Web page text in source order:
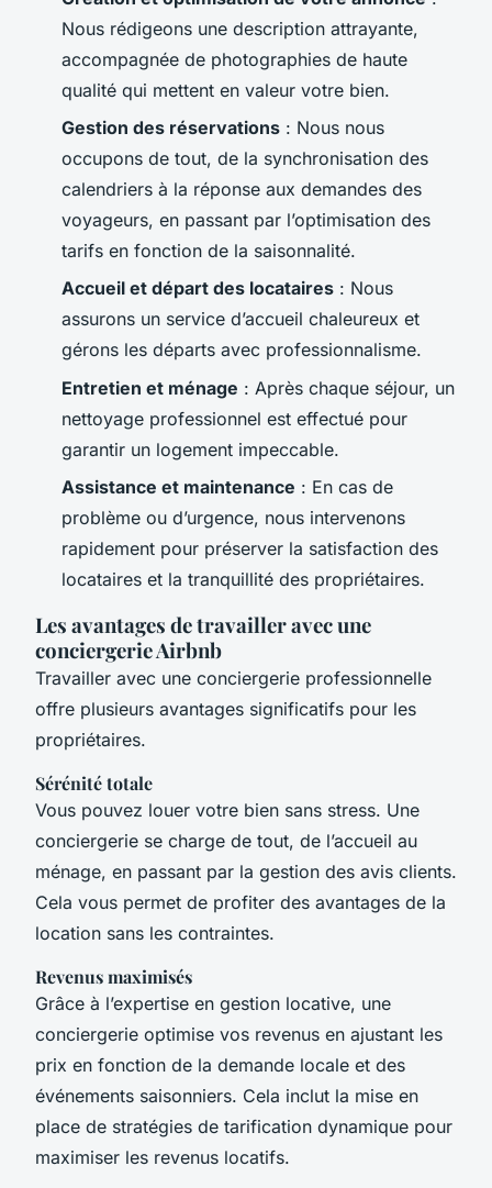
Nous rédigeons une description attrayante,
accompagnée de photographies de haute
qualité qui mettent en valeur votre bien.
Gestion des réservations : Nous nous
occupons de tout, de la synchronisation des
calendriers à la réponse aux demandes des
voyageurs, en passant par l’optimisation des
tarifs en fonction de la saisonnalité.
Accueil et départ des locataires : Nous
assurons un service d’accueil chaleureux et
gérons les départs avec professionnalisme.
Entretien et ménage : Après chaque séjour, un
nettoyage professionnel est effectué pour
garantir un logement impeccable.
Assistance et maintenance : En cas de
problème ou d’urgence, nous intervenons
rapidement pour préserver la satisfaction des
locataires et la tranquillité des propriétaires.
Les avantages de travailler avec une
conciergerie Airbnb
Travailler avec une conciergerie professionnelle
offre plusieurs avantages significatifs pour les
propriétaires.
Sérénité totale
Vous pouvez louer votre bien sans stress. Une
conciergerie se charge de tout, de l’accueil au
ménage, en passant par la gestion des avis clients.
Cela vous permet de profiter des avantages de la
location sans les contraintes.
Revenus maximisés
Grâce à l’expertise en gestion locative, une
conciergerie optimise vos revenus en ajustant les
prix en fonction de la demande locale et des
événements saisonniers. Cela inclut la mise en
place de stratégies de tarification dynamique pour
maximiser les revenus locatifs.